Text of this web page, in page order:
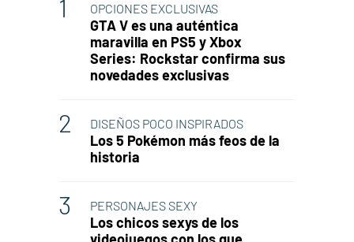
OPCIONES EXCLUSIVAS
GTA V es una auténtica
maravilla en PS5 y Xbox
Series: Rockstar confirma sus
novedades exclusivas
DISEÑOS POCO INSPIRADOS
Los 5 Pokémon más feos de la
historia
PERSONAJES SEXY
Los chicos sexys de los